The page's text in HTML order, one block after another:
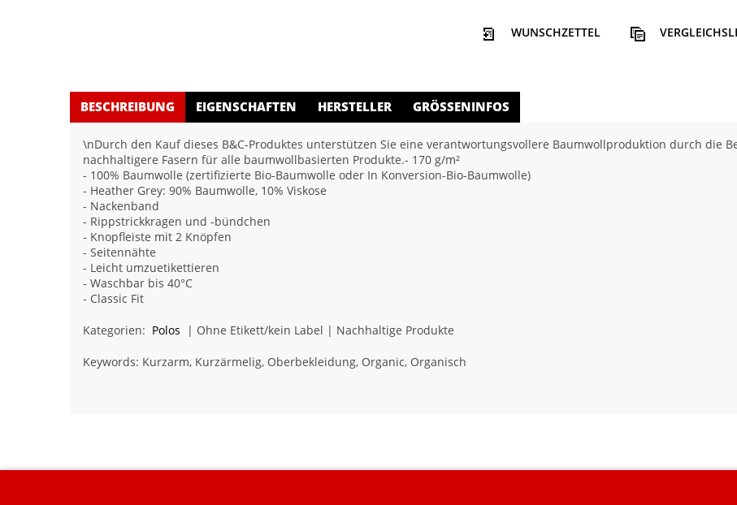
WUNSCHZETTEL
BESCHREIBUNG EIGENSCHAFTEN HERSTELLER GRÖSSENINFOS
\nDurch den Kauf dieses B&C-Produktes unterstützen Sie eine verantwortungsvollere Baumwollproduktion durch die
nachhaltigere Fasern für alle baumwollbasierten Produkte.- 170 g/m²
- 100% Baumwolle (zertifizierte Bio-Baumwolle oder In Konversion-Bio-Baumwolle)
- Heather Grey: 90% Baumwolle, 10% Viskose
- Nackenband
- Rippstrickkragen und -bündchen
- Knopfleiste mit 2 Knöpfen
- Seitennähte
- Leicht umzuetikettieren
- Waschbar bis 40°C
- Classic Fit
Kategorien: Polos | Ohne Etikett/kein Label | Nachhaltige Produkte
Keywords: Kurzarm, Kurzärmelig, Oberbekleidung, Organic, Organisch